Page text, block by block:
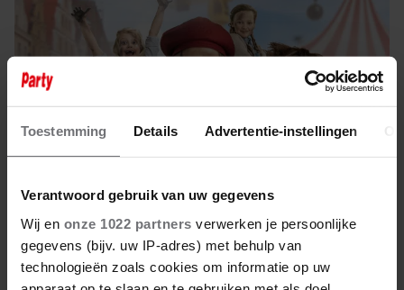
Toestemming Details Advertentie-instellingen
Verantwoord gebruik van uw gegevens
Wij en onze 1022 partners verwerken je persoonlijke
gegevens (bijv. uw IP-adres) met behulp van
technologieën zoals cookies om informatie op uw
12 mei 2023